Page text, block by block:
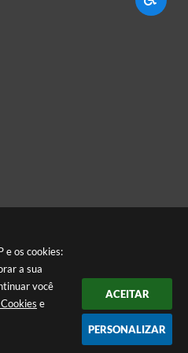
e os cookies:
a sua
você
e
ACEITAR
PERSONALIZAR